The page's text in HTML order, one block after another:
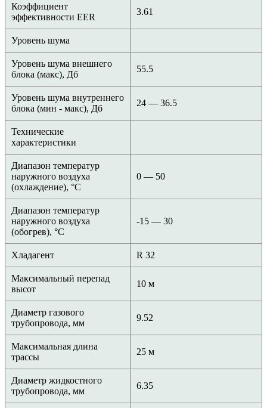
Коэффициент
эффективности EER
3.61
Уровень шума
Уровень шума внешнего
блока (макс), Дб
55.5
Уровень шума внутреннего
блока (мин - макс), Дб
24 — 36.5
Технические
характеристики
Диапазон температур
наружного воздуха
(охлаждение), °C
0 — 50
Диапазон температур
наружного воздуха
(обогрев), °C
-15 — 30
Хладагент R 32
Максимальный перепад
высот
10 м
Диаметр газового
трубопровода, мм
9.52
Максимальная длина
трассы
25 м
Диаметр жидкостного
трубопровода, мм
6.35